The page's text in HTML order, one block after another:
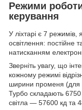
Режими
керування
У ліхтарі є 7 режимів,
освітлення: постійне
натисканням
Зверніть увагу, що
кожному режимі
ширини променя (для
Турбо складають
світла — 57600 кд та